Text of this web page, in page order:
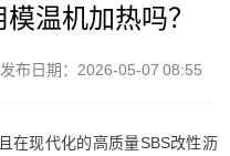
温机加热吗？
发布日期：2026-05-07 08:55
在现代化的高质量SBS改性沥